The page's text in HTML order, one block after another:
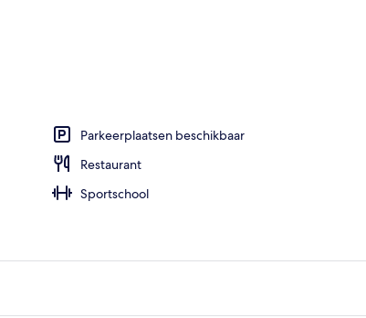
Parkeerplaatsen beschikbaar
Restaurant
Sportschool